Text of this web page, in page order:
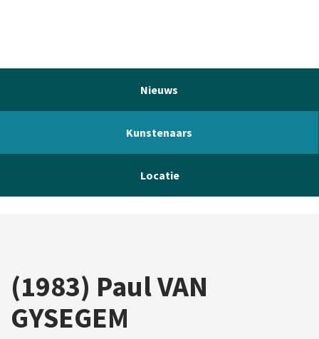
Nieuws
Kunstenaars
Locatie
(1983) Paul VAN
GYSEGEM